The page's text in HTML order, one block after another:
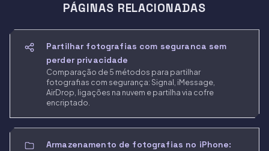
PÁGINAS RELACIONADAS
Partilhar fotografias com seguranca sem
perder privacidade
Comparação de 5 métodos para partilhar
fotografias com segurança: Signal, iMessage,
AirDrop, ligações na nuvem e partilha via cofre
encriptado.
Armazenamento de fotografias no iPhone: